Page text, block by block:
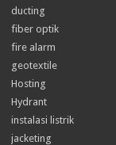
ducting
fiber optik
fire alarm
geotextile
Hosting
Hydrant
instalasi listrik
jacketing